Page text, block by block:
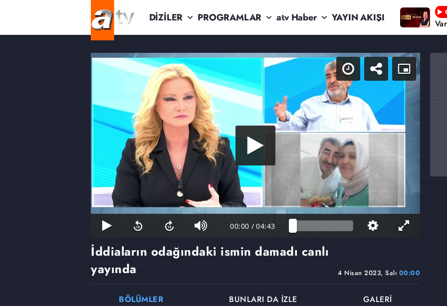
DİZİLER PROGRAMLAR atv Haber YAYIN AKIŞI
00:00 / 04:43
4 Nisan 2023, Salı 00:00
İddiaların odağındaki ismin damadı canlı
yayında
BÖLÜMLER BUNLARI DA İZLE GALERİ